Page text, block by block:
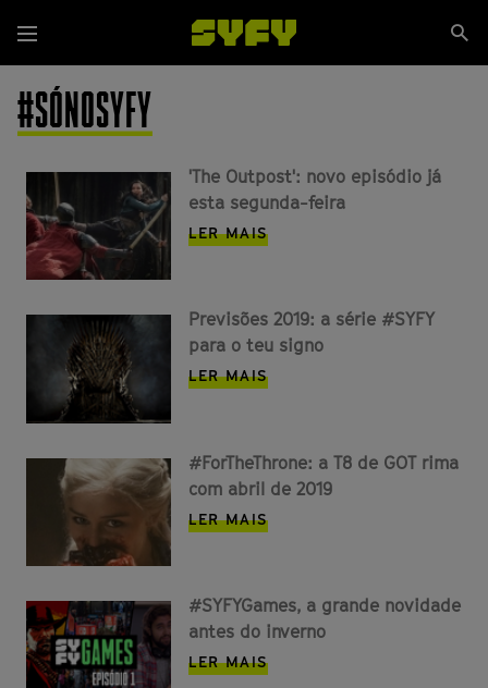
para
o
conteúdo
principal
Menu
#SÓNOSYFY
'The Outpost': novo episódio já
esta segunda-feira
LER MAIS
Previsões 2019: a série #SYFY
para o teu signo
LER MAIS
#ForTheThrone: a T8 de GOT rima
com abril de 2019
LER MAIS
#SYFYGames, a grande novidade
antes do inverno
LER MAIS